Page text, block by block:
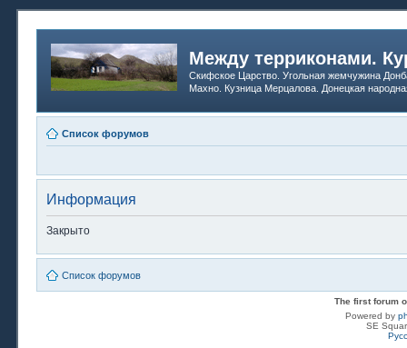
Между терриконами.
Скифское Царство. Угольная жемчужина
Махно. Кузница Мерцалова. Донецкая
Список форумов
Информация
Закрыто
Список форумов
The first forum
Powered by
SE